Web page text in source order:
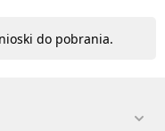
do pobrania.